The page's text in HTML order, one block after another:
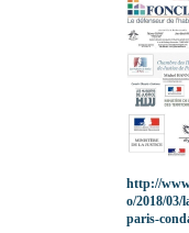
http://
o/2018/03/
paris-